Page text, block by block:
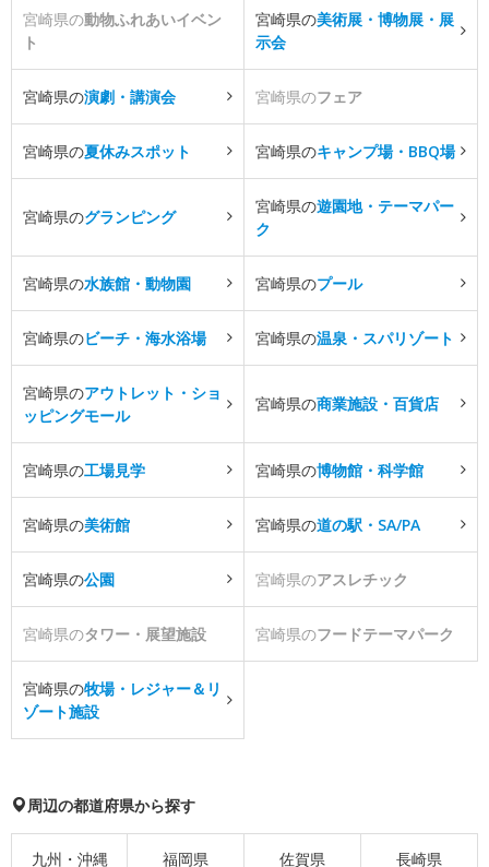
宮崎県の動物ふれあいイベン
ト
宮崎県の美術展・博物展・展
示会
宮崎県の演劇・講演会 宮崎県のフェア
宮崎県の夏休みスポット 宮崎県のキャンプ場・BBQ場
宮崎県のグランピング
宮崎県の遊園地・テーマパー
ク
宮崎県の水族館・動物園 宮崎県のプール
宮崎県のビーチ・海水浴場 宮崎県の温泉・スパリゾート
宮崎県のアウトレット・ショ
ッピングモール
宮崎県の商業施設・百貨店
宮崎県の工場見学 宮崎県の博物館・科学館
宮崎県の美術館 宮崎県の道の駅・SA/PA
宮崎県の公園 宮崎県のアスレチック
宮崎県のタワー・展望施設 宮崎県のフードテーマパーク
宮崎県の牧場・レジャー＆リ
ゾート施設
周辺の都道府県から探す
九州・沖縄 福岡県 佐賀県 長崎県